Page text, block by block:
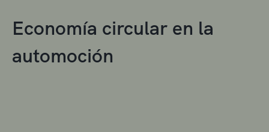
Economía circular en la
automoción